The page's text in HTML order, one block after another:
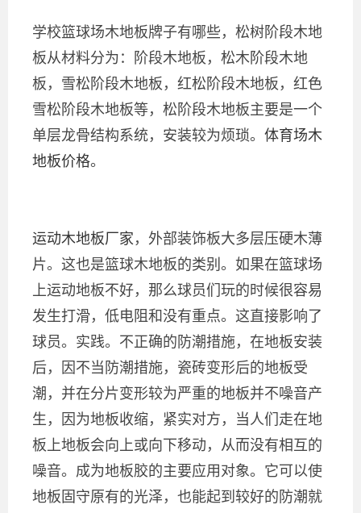
学校篮球场木地板牌子有哪些，松树阶段木地
板从材料分为：阶段木地板，松木阶段木地
板，雪松阶段木地板，红松阶段木地板，红色
雪松阶段木地板等，松阶段木地板主要是一个
单层龙骨结构系统，安装较为烦琐。 体育场木
地板价格。
运动木地板厂家 ，外部装饰板大多层压硬木薄
片。这也是篮球木地板的类别。如果在篮球场
上运动地板不好，那么球员们玩的时候很容易
发生打滑，低电阻和没有重点。这直接影响了
球员。实践。不正确的防潮措施，在地板安装
后，因不当防潮措施，瓷砖变形后的地板受
潮，并在分片变形较为严重的地板并不噪音产
生，因为地板收缩，紧实对方，当人们走在地
板上地板会向上或向下移动，从而没有相互的
噪音。成为地板胶的主要应用对象。它可以使
地板固守原有的光泽，也能起到较好的防潮就